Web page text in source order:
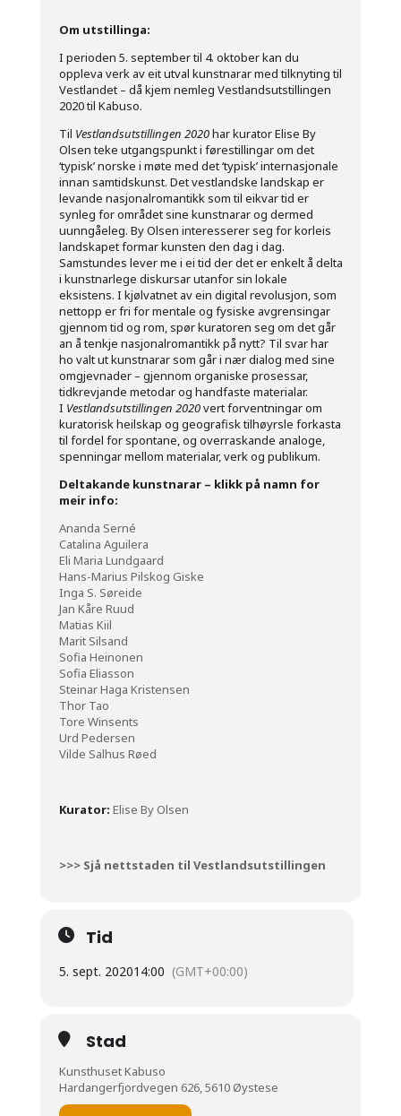
Om utstillinga:
I perioden 5. september til 4. oktober kan du
oppleva verk av eit utval kunstnarar med tilknyting til
Vestlandet – då kjem nemleg Vestlandsutstillingen
2020 til Kabuso.
Til Vestlandsutstillingen 2020har kurator Elise By
Olsen teke utgangspunkt i førestillingar om det
‘typisk’ norske i møte med det ‘typisk’ internasjonale
innan samtidskunst. Det vestlandske landskap er
levande nasjonalromantikk som til eikvar tid er
synleg for området sine kunstnarar og dermed
uunngåeleg. By Olsen interesserer seg for korleis
landskapet formar kunsten den dag i dag.
Samstundes lever me i ei tid der det er enkelt å delta
i kunstnarlege diskursar utanfor sin lokale
eksistens. I kjølvatnet av ein digital revolusjon, som
nettopp er fri for mentale og fysiske avgrensingar
gjennom tid og rom, spør kuratoren seg om det går
an å tenkje nasjonalromantikk på nytt? Til svar har
ho valt ut kunstnarar som går i nær dialog med sine
omgjevnader – gjennom organiske prosessar,
tidkrevjande metodar og handfaste materialar.
I Vestlandsutstillingen 2020vert forventningar om
kuratorisk heilskap og geografisk tilhøyrsle forkasta
til fordel for spontane, og overraskande analoge,
spenningar mellom materialar, verk og publikum.
Deltakande kunstnarar – klikk på namn for
meir info:
Ananda Serné
Catalina Aguilera
Eli Maria Lundgaard
Hans-Marius Pilskog Giske
Inga S. Søreide
Jan Kåre Ruud
Matias Kiil
Marit Silsand
Sofia Heinonen
Sofia Eliasson
Steinar Haga Kristensen
Thor Tao
Tore Winsents
Urd Pedersen
Vilde Salhus Røed
Kurator: Elise By Olsen
>>> Sjå nettstaden til Vestlandsutstillingen
Tid
5. sept. 202014:00 (GMT+00:00)
Stad
Kunsthuset Kabuso
Hardangerfjordvegen 626, 5610 Øystese